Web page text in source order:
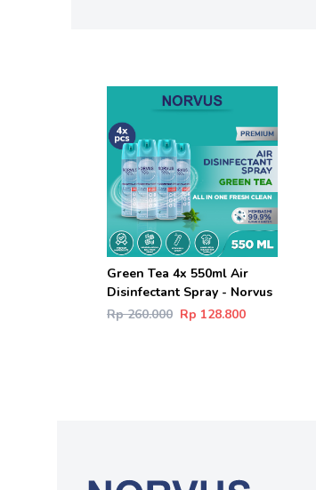
Green Tea 4x 550ml Air
Disinfectant Spray - Norvus
Rp 260.000 Rp 128.800